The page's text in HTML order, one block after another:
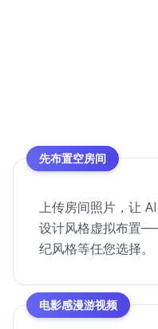
先布置空房间
上传房间照片，让
设计风格虚拟布置
纪风格等任您选择。
电影感漫游视频